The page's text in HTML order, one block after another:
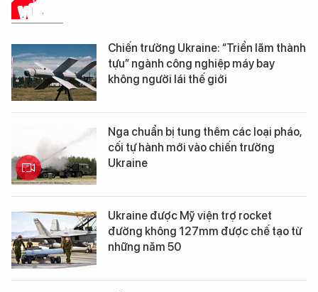
VŨ KHÍ
Chiến trường Ukraine: “Triển lãm thành
tựu” ngành công nghiệp máy bay
không người lái thế giới
Nga chuẩn bị tung thêm các loại pháo,
cối tự hành mới vào chiến trường
Ukraine
Ukraine được Mỹ viện trợ rocket
đường không 127mm được chế tạo từ
những năm 50